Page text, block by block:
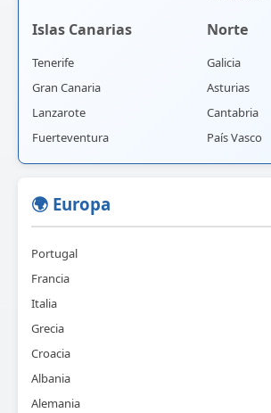
Islas Canarias
Tenerife
Gran Canaria
Lanzarote
Fuerteventura
Norte
Galicia
Asturias
Cantabria
País Vasco
🌍 Europa
Portugal
Francia
Italia
Grecia
Croacia
Albania
Alemania